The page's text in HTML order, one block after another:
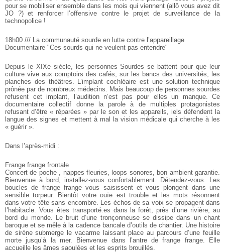
pour se mobiliser ensemble dans les mois qui viennent (allô vous avez dit
JO ?) et renforcer l’offensive contre le projet de surveillance de la
technopolice !
18h00 /// La communauté sourde en lutte contre l’appareillage
Documentaire "Ces sourds qui ne veulent pas entendre"
Depuis le XIXe siècle, les personnes Sourdes se battent pour que leur
culture vive aux comptoirs des cafés, sur les bancs des universités, les
planches des théâtres. L’implant cochléaire est une solution technique
prônée par de nombreux médecins. Mais beaucoup de personnes sourdes
refusent cet implant, l’audition n’est pas pour elles un manque. Ce
documentaire collectif donne la parole à de multiples protagonistes
refusant d’être « réparées » par le son et les appareils, iels défendent la
langue des signes et mettent à mal la vision médicale qui cherche à les
« guérir ».
Dans l’après-midi :
Frange frange frontale
Concert de poche , nappes fleuries, loops sonores, bon ambient garantie.
Bienvenue à bord, installez-vous confortablement. Détendez-vous. Les
boucles de frange frange vous saisissent et vous plongent dans une
sensible torpeur. Bientôt votre ouïe est trouble et les mots résonnent
dans votre tête sans encombre. Les échos de sa voix se propagent dans
l’habitacle. Vous êtes transporté.es dans la forêt, près d’une rivière, au
bord du monde. Le bruit d’une tronçonneuse sedissipe dans un chant
baroque et se mêle à la cadence bancale d’outils de chantier. Une histoire
de sirène submerge le vacarme laissant place au parcours d’une feuille
morte jusqu’à la mer. Bienvenue dans l’antrede frange frange. Elle
accueille les âmes saoulées et les esprits brouillés.